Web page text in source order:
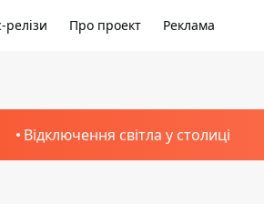
релізи Про проект Реклама
Відключення світла у столиці